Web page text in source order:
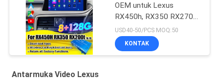
OEM untuk Lexus
RX450h, RX350 RX270
2016-2021 Integrasi
Wireless CarPlay, Android
Auto, YouTube, NetFlix
USD40-50/PCS MOQ:50
KONTAK
Antarmuka Video Lexus